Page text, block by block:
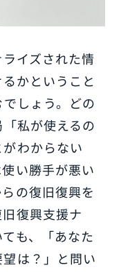
イズされた情
かということ
しょう。どの
私が使えるの
わからない
い勝手が悪い
の復旧復興を
復興支援ナ
も、「あなた
は？」と問い